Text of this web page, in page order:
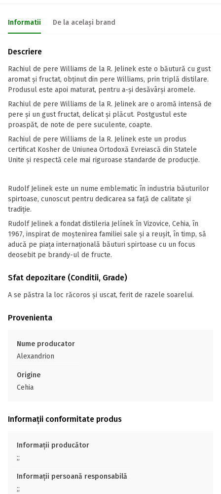
Informatii De la același brand
Descriere
Rachiul de pere Williams de la R. Jelinek este o băutură cu gust
aromat și fructat, obținut din pere Williams, prin triplă distilare.
Produsul este apoi maturat, pentru a-și desăvârși aromele.
Rachiul de pere Williams de la R. Jelinek are o aromă intensă de
pere și un gust fructat, delicat și plăcut. Postgustul este
proaspăt, de note de pere suculente, coapte.
Rachiul de pere Williams de la R. Jelinek este un produs
certificat Kosher de Uniunea Ortodoxă Evreiască din Statele
Unite și respectă cele mai riguroase standarde de producție.
Rudolf Jelinek este un nume emblematic în industria băuturilor
spirtoase, cunoscut pentru dedicarea sa față de calitate și
tradiție.
Rudolf Jelinek a fondat distileria Jelínek în Vizovice, Cehia, în
1967, inspirat de moștenirea familiei sale și a reușit, în timp, să
aducă pe piața internațională băuturi spirtoase cu un focus
deosebit pe brandy-ul de fructe.
Sfat depozitare (Conditii, Grade)
A se păstra la loc răcoros și uscat, ferit de razele soarelui.
Provenienta
Nume producator
Alexandrion
Origine
Cehia
Informații conformitate produs
Informații producător
;;
Informații persoană responsabilă
;;